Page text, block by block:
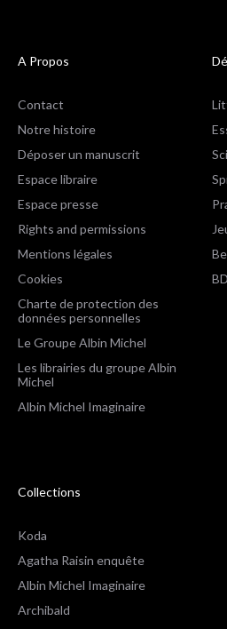
A Propos
Contact
Notre histoire
Déposer un manuscrit
Espace libraire
Espace presse
Rights and permissions
Mentions légales
Cookies
Charte de protection des
données personnelles
Le Groupe Albin Michel
Les librairies du groupe Albin
Michel
Albin Michel Imaginaire
BD
Collections
Koda
Agatha Raisin enquête
Albin Michel Imaginaire
Archibald